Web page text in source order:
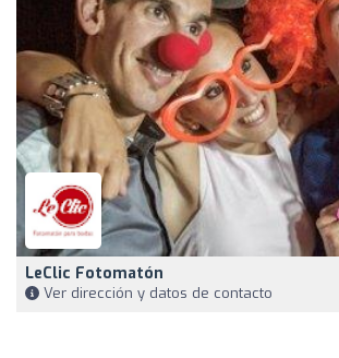
LeClic Fotomatón
Ver dirección y datos de contacto